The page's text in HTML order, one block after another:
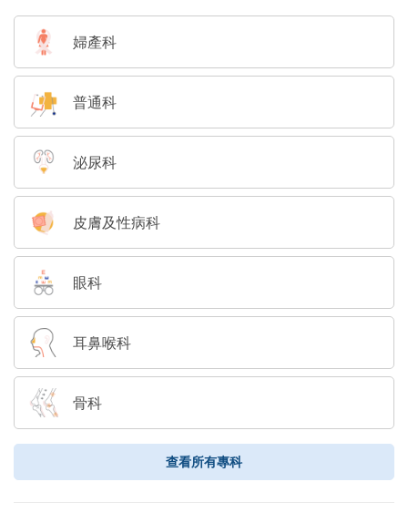
婦產科
普通科
泌尿科
皮膚及性病科
眼科
耳鼻喉科
骨科
查看所有專科